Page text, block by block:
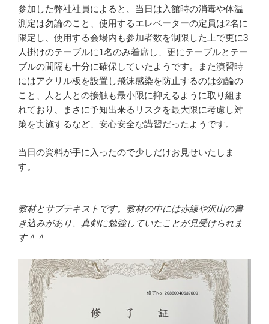
参加した弊社社員によると、当日は入館時の消毒や体温
測定は勿論のこと、使用するエレベーターの定員は2名に
限定し、使用する会場内も参加者数を制限した上で更に3
人掛けのテーブルに1名のみ着席し、更にテーブルとテー
ブルの間隔も十分に確保していたようです。また演習時
にはアクリル板を設置し飛沫感染を防止するのは勿論の
こと、人と人との接触も最小限に抑えるように取り組ま
れており、まさに予知出来るリスクを最大限に考慮し対
策を実施するなど、安心安全な講習だったようです。
当日の資料が手に入ったので少しだけお見せいたしま
す。
教材とサブテキストです。教材の中には赤線や沢山の書
き込みがあり、真剣に勉強していたことが見受けられま
す＾＾